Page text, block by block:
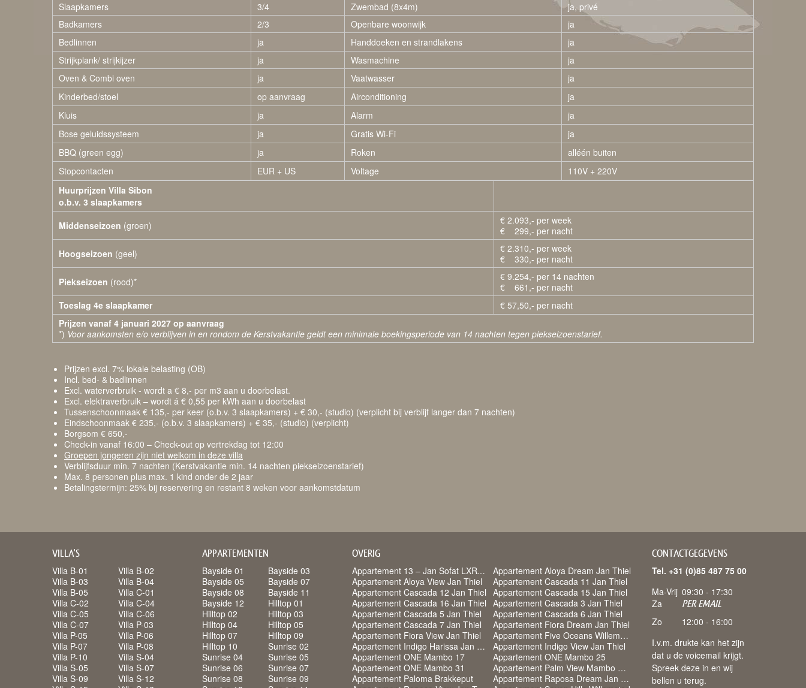
Slaapkamers 3/4 Zwembad (8x4m)
ja, privé
Badkamers
2/3 Openbare woonwijk
ja
Bedlinnen
ja Handdoeken en strandlakens
ja
Strijkplank/ strijkijzer
ja Wasmachine
ja
Oven & Combi oven
ja Vaatwasser
ja
Kinderbed/stoel
op aanvraag Airconditioning
ja
Kluis
ja Alarm
ja
Bose geluidssysteem
ja Gratis Wi-Fi
ja
BBQ (green egg)
ja Roken
alléén buiten
Stopcontacten
EUR + US Voltage
110V + 220V
Huurprijzen Villa Sibon
o.b.v. 3 slaapkamers
Middenseizoen (groen)
€ 2.093,- per week
€ 299,- per nacht
Hoogseizoen (geel)
€ 2.310,- per week
€ 330,- per nacht
Piekseizoen (rood)*
€ 9.254,- per 14 nachten
€ 661,- per nacht
Toeslag 4e slaapkamer
€ 57,50,- per nacht
Prijzen vanaf 4 januari 2027 op aanvraag
*) Voor aankomsten e/o verblijven in en rondom de Kerstvakantie geldt een minimale boekingsperiode van 14 nachten tegen piekseizoenstarief.
Prijzen excl. 7% lokale belasting (OB)
Incl. bed- & badlinnen
Excl. waterverbruik - wordt a € 8,- per m3 aan u doorbelast.
Excl. elektraverbruik – wordt á € 0,55 per kWh aan u doorbelast
Tussenschoonmaak € 135,- per keer (o.b.v. 3 slaapkamers) + € 30,- (studio) (verplicht bij verblijf langer dan 7 nachten)
Eindschoonmaak € 235,- (o.b.v. 3 slaapkamers) + € 35,- (studio) (verplicht)
Borgsom € 650,-
Check-in vanaf 16:00 – Check-out op vertrekdag tot 12:00
Groepen jongeren zijn niet welkom in deze villa
Verblijfsduur min. 7 nachten (Kerstvakantie min. 14 nachten piekseizoenstarief)
Max. 8 personen plus max. 1 kind onder de 2 jaar
​Betalingstermijn: 25% bij reservering en restant 8 weken voor aankomstdatum
VILLA'S
Villa B-01
Villa B-02
Villa B-03
Villa B-04
Villa B-05
Villa C-01
Villa C-02
Villa C-04
Villa C-05
Villa C-06
Villa C-07
Villa P-03
Villa P-05
Villa P-06
Villa P-07
Villa P-08
Villa P-10
Villa S-04
Villa S-05
Villa S-07
Villa S-09
Villa S-12
APPARTEMENTEN
Bayside 01
Bayside 03
Bayside 05
Bayside 07
Bayside 08
Bayside 11
Bayside 12
Hilltop 01
Hilltop 02
Hilltop 03
Hilltop 04
Hilltop 05
Hilltop 07
Hilltop 09
Hilltop 10
Sunrise 02
Sunrise 04
Sunrise 05
Sunrise 06
Sunrise 07
Sunrise 08
Sunrise 09
OVERIG
Appartement 13 – Jan Sofat LXRY Resort
Appartement Aloya Dream Jan Thiel
Appartement Aloya View Jan Thiel
Appartement Cascada 11 Jan Thiel
Appartement Cascada 12 Jan Thiel Appartement Cascada 15 Jan Thiel
Appartement Cascada 16 Jan Thiel Appartement Cascada 3 Jan Thiel
Appartement Cascada 5 Jan Thiel
Appartement Cascada 6 Jan Thiel
Appartement Cascada 7 Jan Thiel
Appartement Fiora Dream Jan Thiel
Appartement Fiora View Jan Thiel
Appartement Five Oceans Willemstad
Appartement Indigo Harissa Jan Thiel
Appartement Indigo View Jan Thiel
Appartement ONE Mambo 17
Appartement ONE Mambo 25
Appartement ONE Mambo 31
Appartement Palm View Mambo Beach
Appartement Paloma Brakkeput
Appartement Raposa Dream Jan Thiel
CONTACTGEGEVENS
Tel. +31 (0)85 487 75 00
Ma-Vrij 09:30 - 17:30
Za
PER EMAIL
Zo
12:00 - 16:00
I.v.m. drukte kan het zijn
dat u de voicemail krijgt.
Spreek deze in en wij
bellen u terug.